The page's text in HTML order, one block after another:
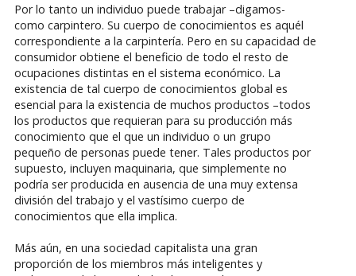
Por lo tanto un individuo puede trabajar –digamos-
como carpintero. Su cuerpo de conocimientos es aquél
correspondiente a la carpintería. Pero en su capacidad de
consumidor obtiene el beneficio de todo el resto de
ocupaciones distintas en el sistema económico. La
existencia de tal cuerpo de conocimientos global es
esencial para la existencia de muchos productos –todos
los productos que requieran para su producción más
conocimiento que el que un individuo o un grupo
pequeño de personas puede tener. Tales productos por
supuesto, incluyen maquinaria, que simplemente no
podría ser producida en ausencia de una muy extensa
división del trabajo y el vastísimo cuerpo de
conocimientos que ella implica.
Más aún, en una sociedad capitalista una gran
proporción de los miembros más inteligentes y